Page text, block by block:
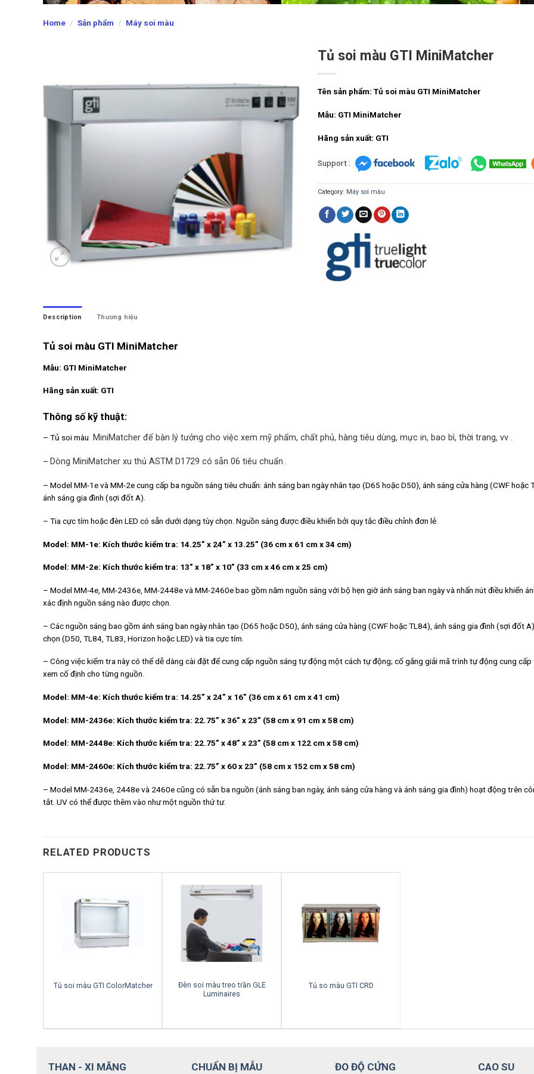
Home / Sản phẩm / Máy soi màu
Tủ soi màu GTI MiniMatcher
Tên sản phẩm: Tủ soi màu GTI MiniMatcher
Mẫu: GTI MiniMatcher
Hãng sản xuất: GTI
Support :
Category: Máy soi màu
Description Thương hiệu
Tủ soi màu GTI MiniMatcher
Mẫu: GTI MiniMatcher
Hãng sản xuất: GTI
Thông số kỹ thuật:
– Tủ soi màu MiniMatcher để bàn lý tưởng cho việc xem mỹ phẩm, chất phủ, hàng tiêu dùng, mực in, bao bì, thời trang, vv .
– Dòng MiniMatcher xu thủ ASTM D1729 có sẵn 06 tiêu chuẩn .
– Model MM-1e và MM-2e cung cấp ba nguồn sáng tiêu chuẩn: ánh sáng ban ngày nhân tạo (D65 hoặc D50), ánh sáng cửa hàng (CWF hoặc
ánh sáng gia đình (sợi đốt A).
– Tia cực tím hoặc đèn LED có sẵn dưới dạng tùy chọn. Nguồn sáng được điều khiển bởi quy tắc điều chỉnh đơn lẻ.
Model: MM-1e: Kích thước kiểm tra: 14.25” x 24” x 13.25” (36 cm x 61 cm x 34 cm)
Model: MM-2e: Kích thước kiểm tra: 13” x 18” x 10” (33 cm x 46 cm x 25 cm)
– Model MM-4e, MM-2436e, MM-2448e và MM-2460e bao gồm năm nguồn sáng với bộ hẹn giờ ánh sáng ban ngày và nhấn nút điều khiển
xác định nguồn sáng nào được chọn.
– Các nguồn sáng bao gồm ánh sáng ban ngày nhân tạo (D65 hoặc D50), ánh sáng cửa hàng (CWF hoặc TL84), ánh sáng gia đình (sợi đốt
chọn (D50, TL84, TL83, Horizon hoặc LED) và tia cực tím.
– Công việc kiểm tra này có thể dễ dàng cài đặt để cung cấp nguồn sáng tự động một cách tự động; cố gắng giải mã trình tự động cung cấp
xem cố định cho từng nguồn.
Model: MM-4e: Kích thước kiểm tra: 14.25” x 24” x 16” (36 cm x 61 cm x 41 cm)
Model: MM-2436e: Kích thước kiểm tra: 22.75” x 36” x 23” (58 cm x 91 cm x 58 cm)
Model: MM-2448e: Kích thước kiểm tra: 22.75” x 48” x 23” (58 cm x 122 cm x 58 cm)
Model: MM-2460e: Kích thước kiểm tra: 22.75” x 60 x 23” (58 cm x 152 cm x 58 cm)
– Model MM-2436e, 2448e và 2460e cũng có sẵn ba nguồn (ánh sáng ban ngày, ánh sáng cửa hàng và ánh sáng gia đình) hoạt động trên
tắt. UV có thể được thêm vào như một nguồn thứ tư.
RELATED PRODUCTS
Tủ soi màu GTI ColorMatcher
Đèn soi màu treo trần GLE
Luminaires
Tủ so màu GTI CRD
THAN - XI MĂNG CHUẨN BỊ MẪU ĐO ĐỘ CỨNG CAO SU